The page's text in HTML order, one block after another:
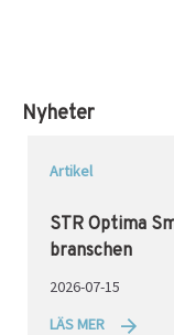
Nyheter
Artikel
STR Optima
branschen
2026-07-15
LÄS MER